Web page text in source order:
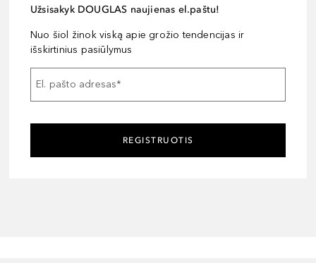
Užsisakyk DOUGLAS naujienas el.paštu!
Nuo šiol žinok viską apie grožio tendencijas ir
išskirtinius pasiūlymus
El. pašto adresas*
REGISTRUOTIS